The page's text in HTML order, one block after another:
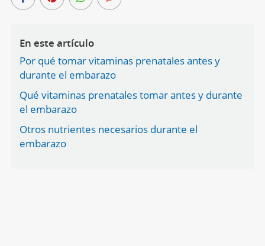
En este artículo
Por qué tomar vitaminas prenatales antes y
durante el embarazo
Qué vitaminas prenatales tomar antes y durante
el embarazo
Otros nutrientes necesarios durante el
embarazo